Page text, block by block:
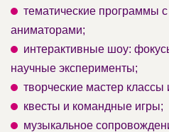
тематические программы
аниматорами;
интерактивные шоу:
научные эксперименты;
творческие мастер классы
квесты и командные игры;
музыкальное